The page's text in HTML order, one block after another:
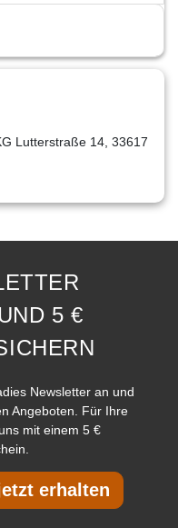
Lutterstraße 14, 33617
5 €
Newsletter an und
Angeboten. Für Ihre
mit einem 5 €
erhalten